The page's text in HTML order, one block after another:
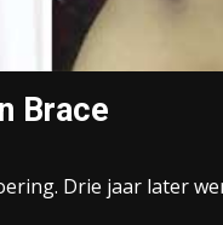
Brace
Drie jaar later